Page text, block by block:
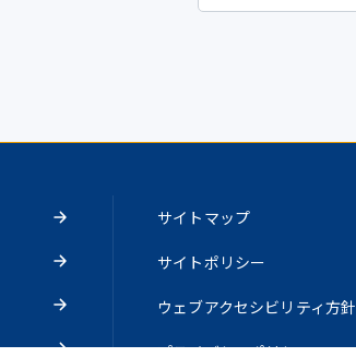
サイトマップ
サイトポリシー
ウェブアクセシビリティ方針
プライバシーポリシー